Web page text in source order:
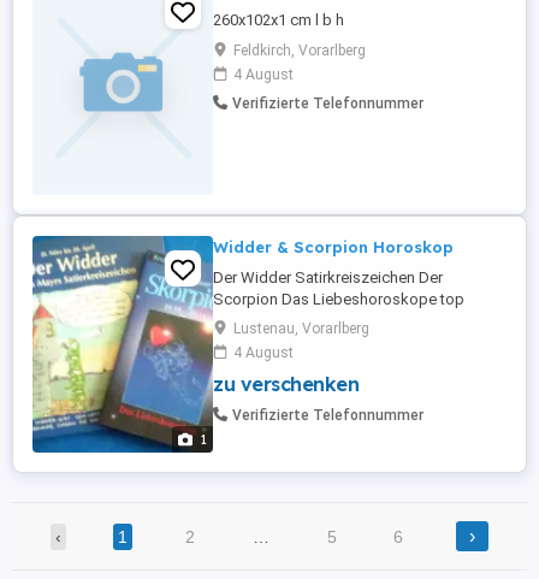
260x102x1 cm l b h
Feldkirch, Vorarlberg
4 August
Verifizierte Telefonnummer
1
Widder & Scorpion Horoskop
Der Widder Satirkreiszeichen Der
Scorpion Das Liebeshoroskope top
zustand wie neu
Lustenau, Vorarlberg
4 August
zu verschenken
Verifizierte Telefonnummer
‹ 1 2 5 6 ›